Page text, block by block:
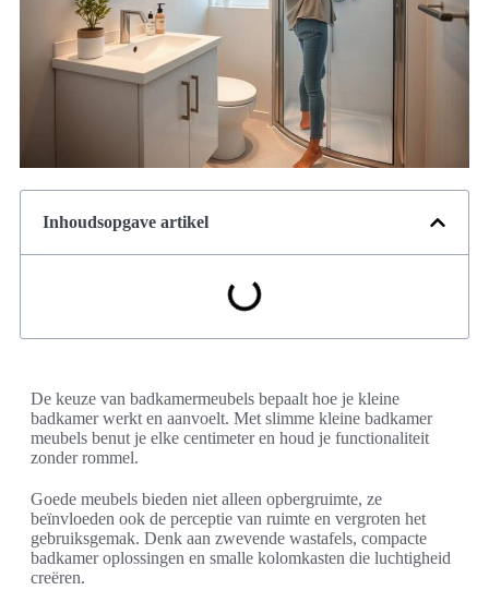
Inhoudsopgave artikel
De keuze van badkamermeubels bepaalt hoe je kleine
badkamer werkt en aanvoelt. Met slimme kleine badkamer
meubels benut je elke centimeter en houd je functionaliteit
zonder rommel.
Goede meubels bieden niet alleen opbergruimte, ze
beïnvloeden ook de perceptie van ruimte en vergroten het
gebruiksgemak. Denk aan zwevende wastafels, compacte
badkamer oplossingen en smalle kolomkasten die luchtigheid
creëren.